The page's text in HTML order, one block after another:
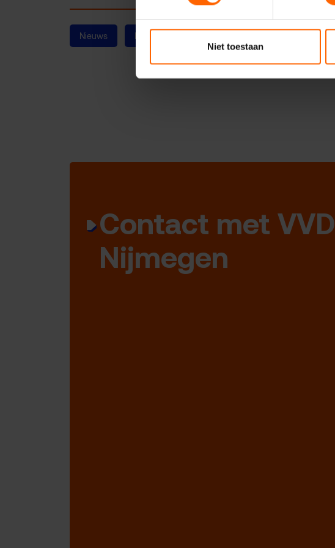
Niet toestaan
Nieuws Binnenstad
Contact met VVD
Nijmegen